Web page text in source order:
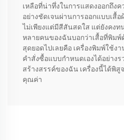
เหลือที่น่าทึ่งในการแสดงออกถึง
อย่างชัดเจนผ่านการออกแบบเสื้
ไม่เพียงแต่มีสีสันสดใส แต่ยังคง
หลายคนของฉันบอกว่าเสื้อที่พิมพ์
สุดยอดไปเลยคือ เครื่องพิมพ์ใช้ง
คำสั่งซื้อแบบกำหนดเองได้อย่างร
สร้างสรรค์ของฉัน เครื่องนี้ได้พิ
คุณค่า